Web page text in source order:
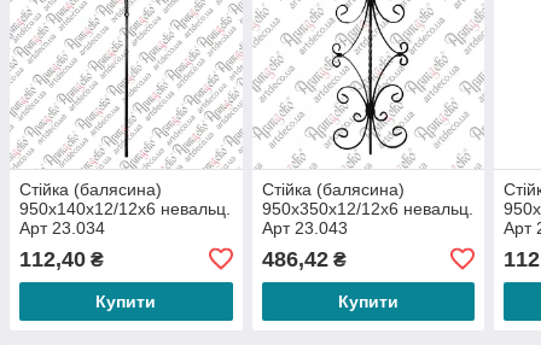
Стійка (балясина)
950х140х12/12х6 невальц.
Арт 23.034
112,40 ₴
Купити
Стійка (балясина)
950х350х12/12х6 невальц.
Арт 23.043
486,42₴
Купити
Арт